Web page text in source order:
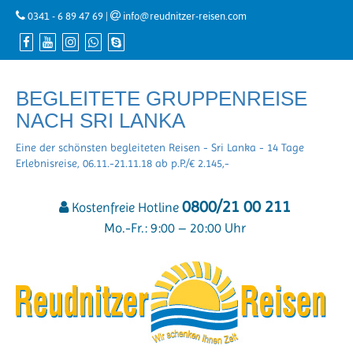
0341 - 6 89 47 69| info@reudnitzer-reisen.com
BEGLEITETE GRUPPENREISE
NACH SRI LANKA
Eine der schönsten begleiteten Reisen - Sri Lanka - 14 Tage
Erlebnisreise, 06.11.-21.11.18 ab p.P./€ 2.145,-
Kostenfreie Hotline 0800/21 00 211
Mo.-Fr.: 9:00 – 20:00 Uhr